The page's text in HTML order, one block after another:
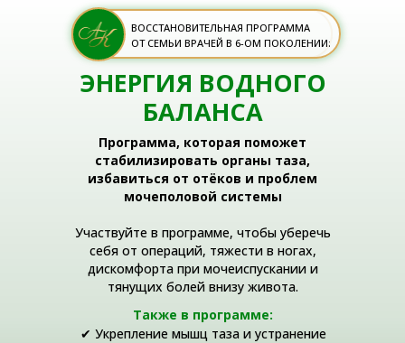
ВОССТАНОВИТЕЛЬНАЯ ПРОГРАММА
ОТ СЕМЬИ ВРАЧЕЙ В 6-ОМ ПОКОЛЕНИИ:
ЭНЕРГИЯ ВОДНОГО
БАЛАНСА
Программа, которая поможет
стабилизировать органы таза,
избавиться от отёков и проблем
мочеполовой системы
Участвуйте в программе, чтобы уберечь
себя от операций, тяжести в ногах,
дискомфорта при мочеиспускании и
тянущих болей внизу живота.
Также в программе:
✔ Укрепление мышц таза и устранение